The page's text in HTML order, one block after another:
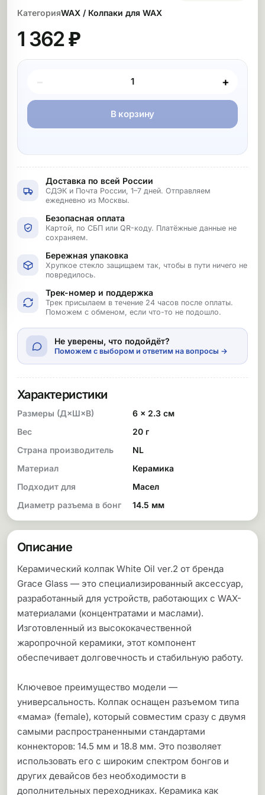
КатегорияWAX / Колпаки для WAX
1 362 ₽
Покупка товара
− +
В корзину
Доставка по всей России
СДЭК и Почта России, 1–7 дней. Отправляем
ежедневно из Москвы.
Безопасная оплата
Картой, по СБП или QR-коду. Платёжные данные не
сохраняем.
Бережная упаковка
Хрупкое стекло защищаем так, чтобы в пути ничего не
повредилось.
Трек-номер и поддержка
Трек присылаем в течение 24 часов после оплаты.
Поможем с обменом, если что-то не подошло.
Не уверены, что подойдёт?
Поможем с выбором и ответим на вопросы →
Характеристики
Размеры (Д×Ш×В)
6 × 2.3 см
Вес
20 г
Страна производитель
NL
Материал
Керамика
Подходит для
Масел
Диаметр разъема в бонг
14.5 мм
Описание
Керамический колпак White Oil ver.2 от бренда
Grace Glass — это специализированный аксессуар,
разработанный для устройств, работающих с WAX-
материалами (концентратами и маслами).
Изготовленный из высококачественной
жаропрочной керамики, этот компонент
обеспечивает долговечность и стабильную работу.
Ключевое преимущество модели —
универсальность. Колпак оснащен разъемом типа
«мама» (female), который совместим сразу с двумя
самыми распространенными стандартами
коннекторов: 14.5 мм и 18.8 мм. Это позволяет
использовать его с широким спектром бонгов и
других девайсов без необходимости в
дополнительных переходниках. Керамика как